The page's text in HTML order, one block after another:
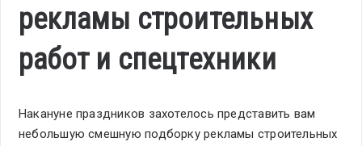
рекламы строительных
работ и спецтехники
Накануне праздников захотелось представить вам
небольшую смешную подборку рекламы строительных